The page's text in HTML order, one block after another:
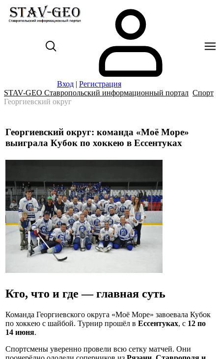
Вход | Регистрация
STAV-GEO Ставропольский информационный портал Спорт
Георгиевский округ
Георгиевский округ: команда «Моё Море»
выиграла Кубок по хоккею в Ессентуках
Кто, что и где — главная суть
Команда Георгиевского округа «Моё Море» завоевала Кубок
по хоккею с шайбой. Турнир прошёл в Ессентуках, с 12 по
14 июня.
Спортсмены уверенно провели всю сетку матчей. Они